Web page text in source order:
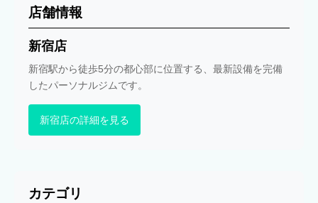
店舗情報
新宿店
新宿駅から徒歩5分の都心部に位置する、最新設備を完備
したパーソナルジムです。
新宿店の詳細を見る
カテゴリ